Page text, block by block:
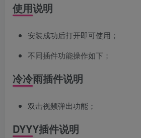
使用说明
安装成功后打开即可使用；
不同插件功能操作如下；
冷冷雨插件说明
双击视频弹出功能；
DYYY插件说明